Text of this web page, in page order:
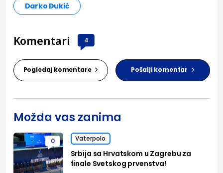
Darko Đukić
Komentari 4
Pogledaj komentare Pošalji komentar
Možda vas zanima
0 Vaterpolo
Srbija sa Hrvatskom u Zagrebu za
finale Svetskog prvenstva!